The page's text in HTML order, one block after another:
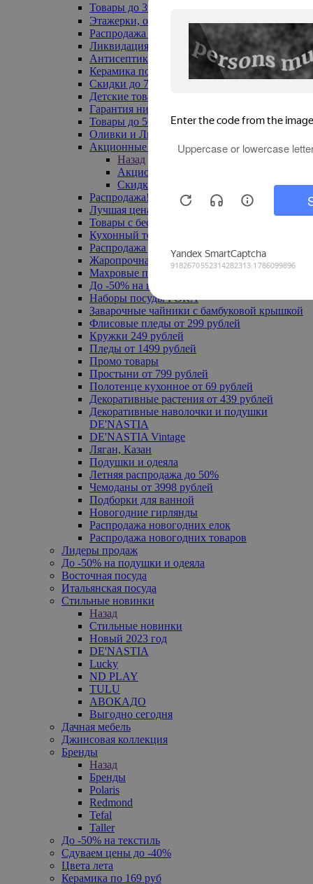
Товары до 399₽
Этажерки, обувницы
Распродажа текстиля до -50%
Ликвидация до -70%
Антисептики
Керамика по 129 руб
Скидки до 70%
Детские товары
Гарантия низкой цены
Товары до 500 руб
Оливки и Лимоны
Акционные товары
Назад
Акционные товары
Скидка 20% по промокоду
Распродажа! Ульяновск до -70%
Лучшая цена
Товары с бесплатной доставкой
Кухонный текстиль
Распродажа до -50%
Жаропрочная посуда
Махровые полотенца
До -50% на ковры
Наборы посуды FORA
Заварочные чайники с бамбуковой крышкой
Флисовые пледы от 299 рублей
Кружки 249 рублей
Пледы от 1499 рублей
Промо товары
Простыни от 799 рублей
Полотенце кухонное от 69 рублей
Декоративные растения от 439 рублей
Декоративные наволочки и подушки
DE'NASTIA
DE'NASTIA Vintage
Ляган, Казан
Подушки и одеяла
Летняя распродажа до 50%
Чемоданы от 3998 рублей
Подборки для ванной
Новогодние гирлянды
Распродажа новогодних елок
Распродажа новогодних товаров
Лидеры продаж
До -50% на подушки и одеяла
Восточная посуда
Итальянская посуда
Стильные новинки
Назад
Стильные новинки
Новый 2023 год
DE'NASTIA
Lucky
ND PLAY
TULU
АВОКАДО
Выгодно сегодня
Дачная мебель
Джинсовая коллекция
Бренды
Назад
Бренды
Polaris
Redmond
Tefal
Taller
До -50% на текстиль
Сдуваем цены до -40%
Цвета лета
Керамика по 169 руб